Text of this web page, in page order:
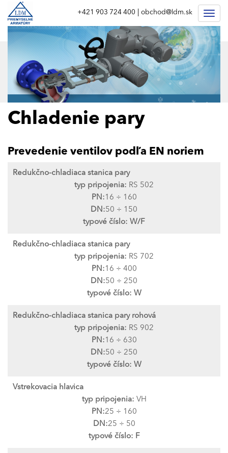
+421 903 724 400 obchod@ldm.sk
Chladenie pary
Prevedenie ventilov podľa EN noriem
Redukčno-chladiaca stanica pary
typ pripojenia: RS 502
PN: 16 ÷ 160
DN:50 ÷ 150
typové číslo: W/F
Redukčno-chladiaca stanica pary
typ pripojenia: RS 702
PN: 16 ÷ 400
DN:50 ÷ 250
typové číslo: W
Redukčno-chladiaca stanica pary rohová
typ pripojenia: RS 902
PN: 16 ÷ 630
DN:50 ÷ 250
typové číslo: W
Vstrekovacia hlavica
typ pripojenia: VH
PN:25 ÷ 160
DN:25 ÷ 50
typové číslo: F